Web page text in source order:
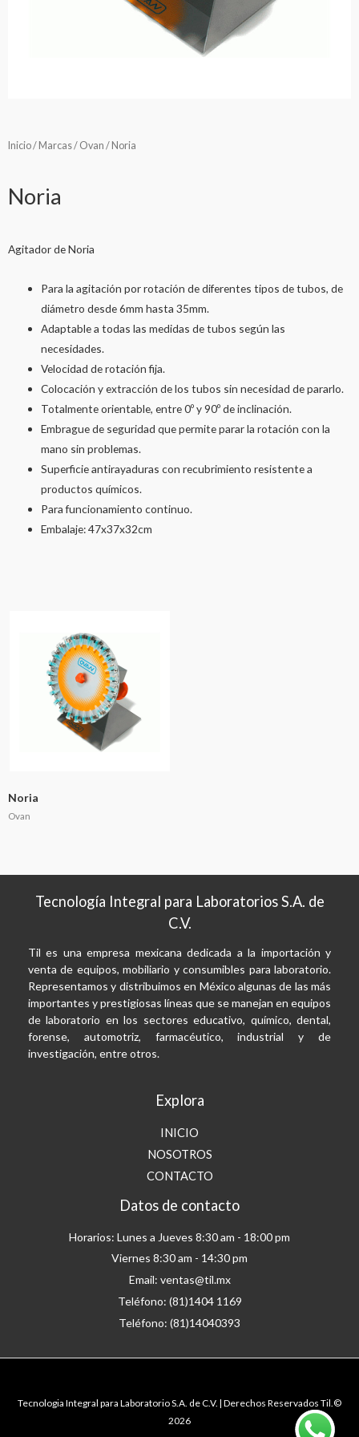
Inicio/ Marcas/ Ovan / Noria
Noria
Agitador de Noria
Para la agitación por rotación de diferentes tipos de tubos, de
diámetro desde 6mm hasta 35mm.
Adaptable a todas las medidas de tubos según las
necesidades.
Velocidad de rotación fija.
Colocación y extracción de los tubos sin necesidad de pararlo.
Totalmente orientable, entre 0º y 90º de inclinación.
Embrague de seguridad que permite parar la rotación con la
mano sin problemas.
Superficie antirayaduras con recubrimiento resistente a
productos químicos.
Para funcionamiento continuo.
Embalaje: 47x37x32cm
Noria
Ovan
Tecnología Integral para Laboratorios S.A. de
C.V.
Til es una empresa mexicana dedicada a la importación y
venta de equipos, mobiliario y consumibles para laboratorio.
Representamos y distribuimos en México algunas de las más
importantes y prestigiosas líneas que se manejan en equipos
de laboratorio en los sectores educativo, químico, dental,
forense, automotriz, farmacéutico, industrial y de
investigación, entre otros.
Explora
INICIO
NOSOTROS
CONTACTO
Datos de contacto
Horarios: Lunes a Jueves 8:30 am - 18:00 pm
Viernes 8:30 am - 14:30 pm
Email: ventas@til.mx
Teléfono: (81)1404 1169
Teléfono: (81)14040393
Tecnologia Integral para Laboratorio S.A. de C.V. | Derechos Reservados Til.©
2026